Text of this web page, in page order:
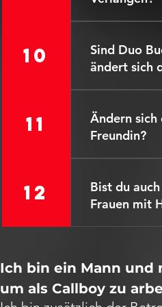
immer eine
gerne ein
regelmäßige
10
Sind Duo
ändert sich
Escort
des
11
Ändern sich
Freundin?
12
Bist du
Frauen mit
Ich bin ein Mann und
um als Callboy zu